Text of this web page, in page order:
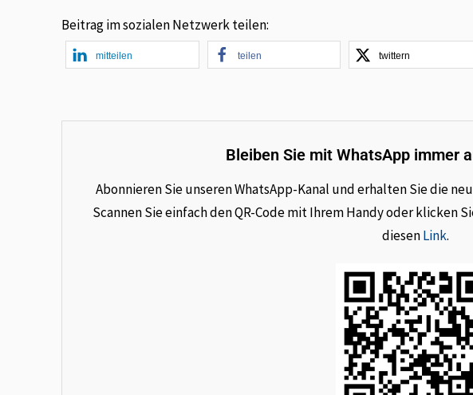
Beitrag im sozialen Netzwerk teilen:
mitteilen teilen twittern
Bleiben Sie mit WhatsApp immer
Abonnieren Sie unseren WhatsApp-Kanal und erhalten Sie die
Scannen Sie einfach den QR-Code mit Ihrem Handy oder klicken
diesenLink.